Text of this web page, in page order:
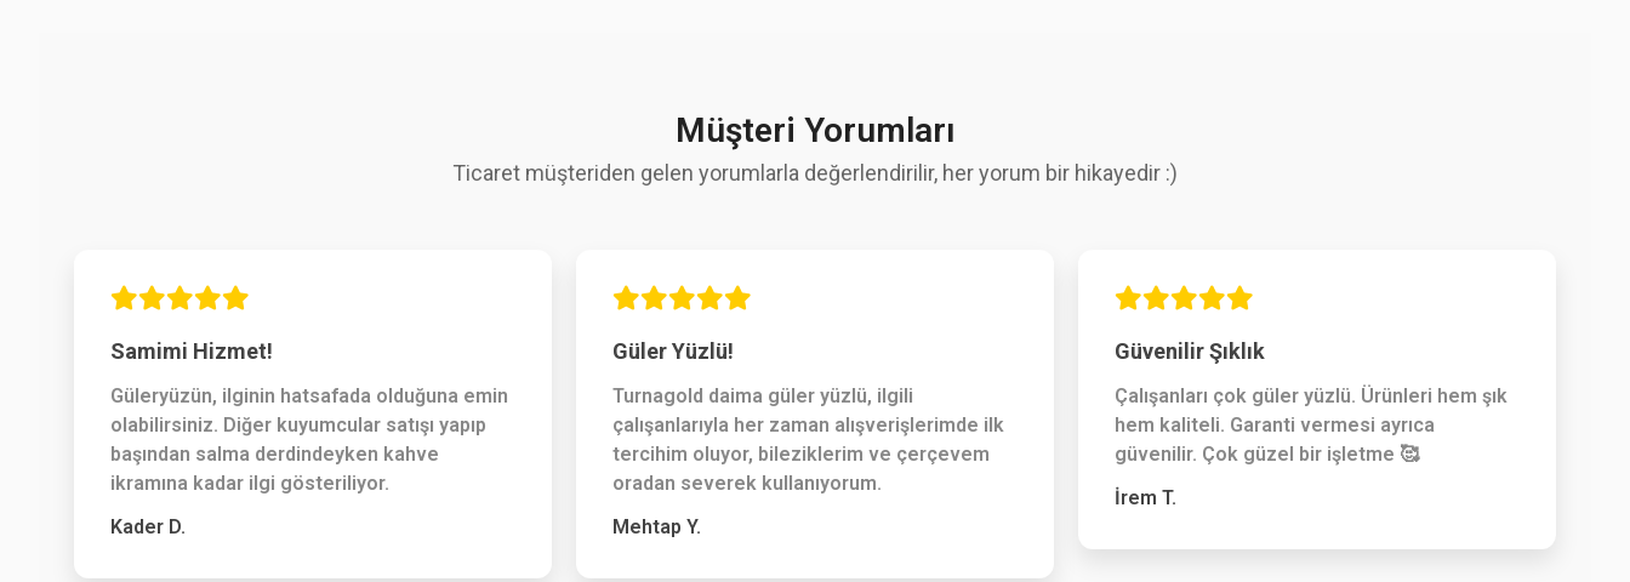
Müşteri Yorumları
Ticaret müşteriden gelen yorumlarla değerlendirilir, her yorum bir hikayedir :)
Samimi Hizmet!
Güleryüzün, ilginin hatsafada olduğuna emin
olabilirsiniz. Diğer kuyumcular satışı yapıp
başından salma derdindeyken kahve
ikramına kadar ilgi gösteriliyor.
Kader D.
Güler Yüzlü!
Turnagold daima güler yüzlü, ilgili
çalışanlarıyla her zaman alışverişlerimde ilk
tercihim oluyor, bileziklerim ve çerçevem
oradan severek kullanıyorum.
Mehtap Y.
Güvenilir Şıklık
Çalışanları çok güler yüzlü. Ürünleri hem şık
hem kaliteli. Garanti vermesi ayrıca
güvenilir. Çok güzel bir işletme 🥰
İrem T.